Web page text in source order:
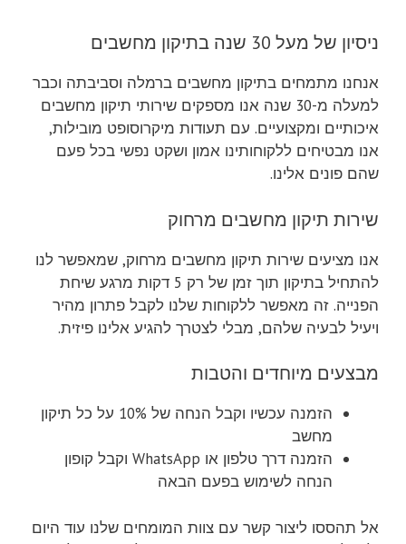
ניסיון של מעל 30 שנה בתיקון מחשבים
אנחנו מתמחים בתיקון מחשבים ברמלה וסביבתה וכבר
למעלה מ-30 שנה אנו מספקים שירותי תיקון מחשבים
איכותיים ומקצועיים. עם תעודות מיקרוסופט מובילות,
אנו מבטיחים ללקוחותינו אמון ושקט נפשי בכל פעם
שהם פונים אלינו.
שירות תיקון מחשבים מרחוק
אנו מציעים שירות תיקון מחשבים מרחוק, שמאפשר לנו
להתחיל בתיקון תוך זמן של רק 5 דקות מרגע שיחת
הפנייה. זה מאפשר ללקוחות שלנו לקבל פתרון מהיר
ויעיל לבעיה שלהם, מבלי לצטרך להגיע אלינו פיזית.
מבצעים מיוחדים והטבות
הזמנה עכשיו וקבל הנחה של 10% על כל תיקון
מחשב
הזמנה דרך טלפון או WhatsApp וקבל קופון
הנחה לשימוש בפעם הבאה
אל תהססו ליצור קשר עם צוות המומחים שלנו עוד היום